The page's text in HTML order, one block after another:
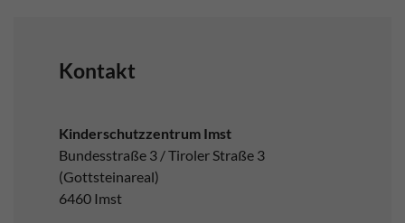
Kontakt
Kinderschutzzentrum Imst
Bundesstraße 3 / Tiroler Straße 3
(Gottsteinareal)
6460 Imst